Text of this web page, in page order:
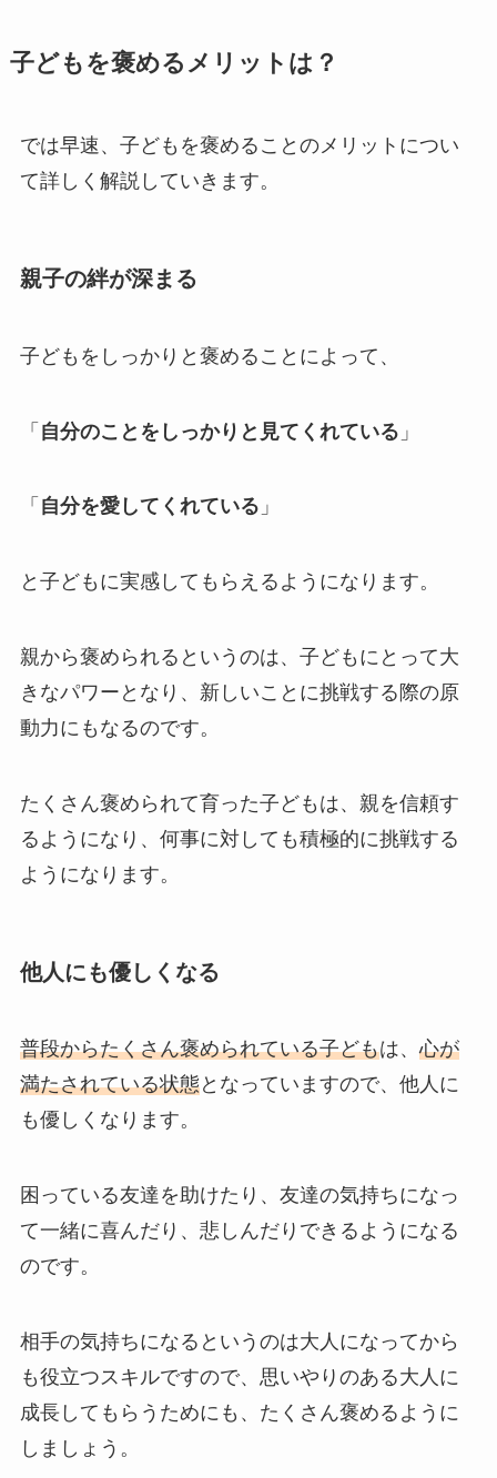
子どもを褒めるメリットは？
では早速、子どもを褒めることのメリットについ
て詳しく解説していきます。
親子の絆が深まる
子どもをしっかりと褒めることによって、
「 自分のことをしっかりと見てくれている 」
「 自分を愛してくれている 」
と子どもに実感してもらえるようになります。
親から褒められるというのは、子どもにとって大
きなパワーとなり、新しいことに挑戦する際の原
動力にもなるのです。
たくさん褒められて育った子どもは、親を信頼す
るようになり、何事に対しても積極的に挑戦する
ようになります。
他人にも優しくなる
普段からたくさん褒められている子どもは、心が
満たされている状態となっていますので、他人に
も優しくなります。
困っている友達を助けたり、友達の気持ちになっ
て一緒に喜んだり、悲しんだりできるようになる
のです。
相手の気持ちになるというのは大人になってから
も役立つスキルですので、思いやりのある大人に
成長してもらうためにも、たくさん褒めるように
しましょう。